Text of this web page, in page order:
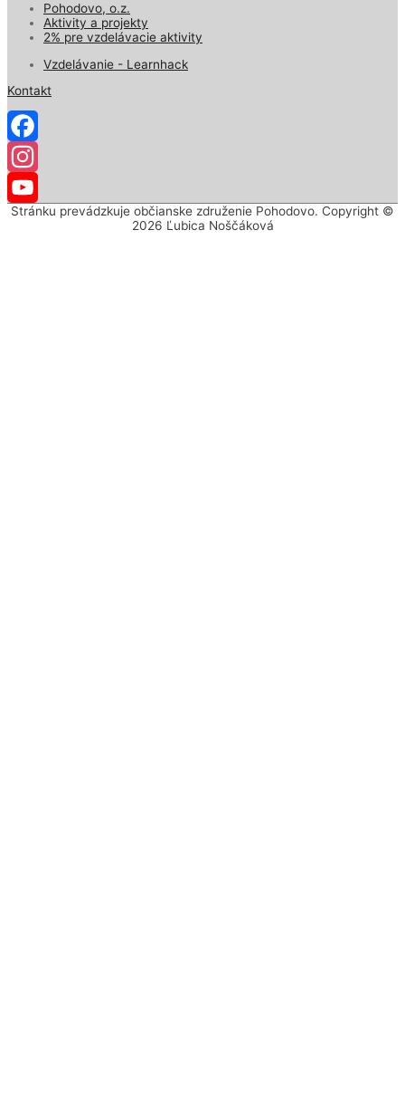
Pohodovo, o.z.
Aktivity a projekty
2% pre vzdelávacie aktivity
Vzdelávanie - Learnhack
Kontakt
Facebook
Instagram
YouTube
Stránku prevádzkuje občianske združenie Pohodovo. Copyright ©
2026 Ľubica Noščáková